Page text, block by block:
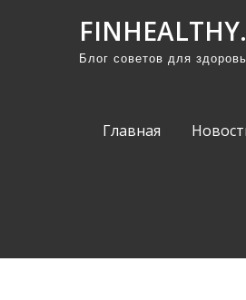
Блог советов для
Главная